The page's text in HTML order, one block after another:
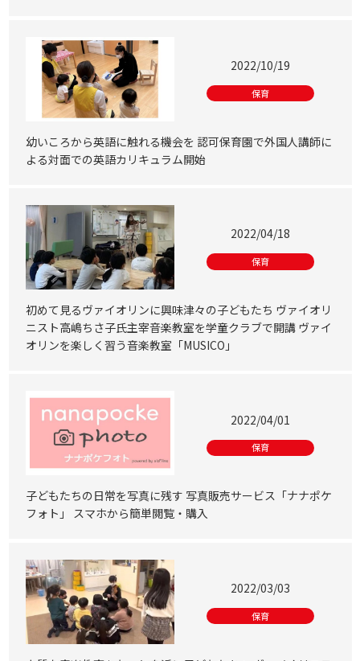
2022/10/19
保育
幼いころから英語に触れる機会を 認可保育園で外国人講師に
よる対面での英語カリキュラム開始
2022/04/18
保育
初めて見るヴァイオリンに興味津々の子どもたち ヴァイオリ
ニスト高嶋ちさ子氏主宰音楽教室を学童クラブで開講 ヴァイ
オリンを楽しく習う音楽教室「MUSICO」
2022/04/01
保育
子どもたちの日常を写真に残す 写真販売サービス「ナナポケ
フォト」 スマホから簡単閲覧・購入
2022/03/03
保育